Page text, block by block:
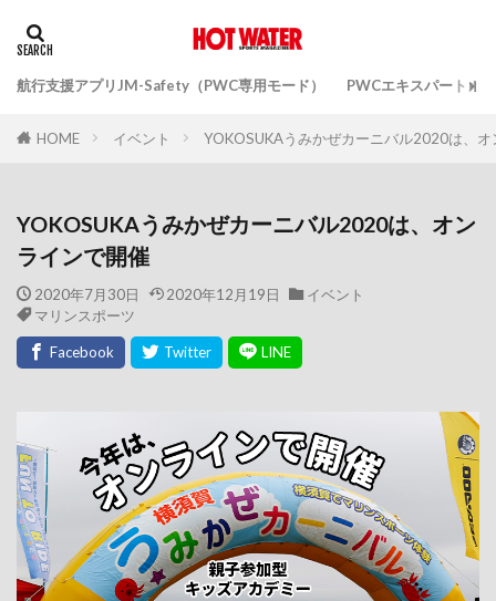
航行支援アプリJM-Safety（PWC専用モード） PWCエキスパートガ
HOME イベント YOKOSUKAうみかぜカーニバル2020は、オ
YOKOSUKAうみかぜカーニバル2020は、オン
ラインで開催
2020年7月30日 2020年12月19日
イベント
マリンスポーツ